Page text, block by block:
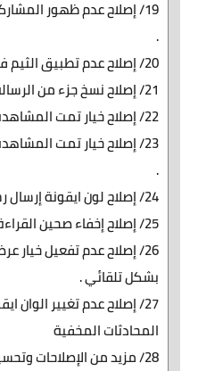
19/ إصلاح عدم ظهور
.
20/ إصلاح عدم تطبيق الثيم في نافذة الإيموجي .
21/ إصلاح نسخ جزء من الرسالة عند تحديد رسالة وسائط .
22/ إصلاح خيار تمت المشاهدة في المحادثة .
23/ إصلاح خيار تمت
.
24/ إصلاح لون ايقونة إرسال رسالة تلقائية في المحادثة .
25/ إصلاح إخفاء صحين القراءة .
26/ إصلاح عدم تفعيل
بشكل تلقائي .
27/ إصلاح عدم تغيير
المحادثات المخفية
28/ مزيد من الإصلاحات وتحسينات أخرى .